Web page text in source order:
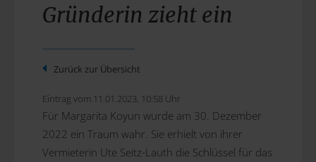
Gründerin zieht ein
Zurück zur Übersicht
Eintrag vom 11.01.2023, 10:58 Uhr
Für Margarita Koyun wurde am 30. Dezember
2022 ein Traum wahr. Sie erhielt von ihrer
Vermieterin Ute Seitz-Lauth die Schlüssel für das